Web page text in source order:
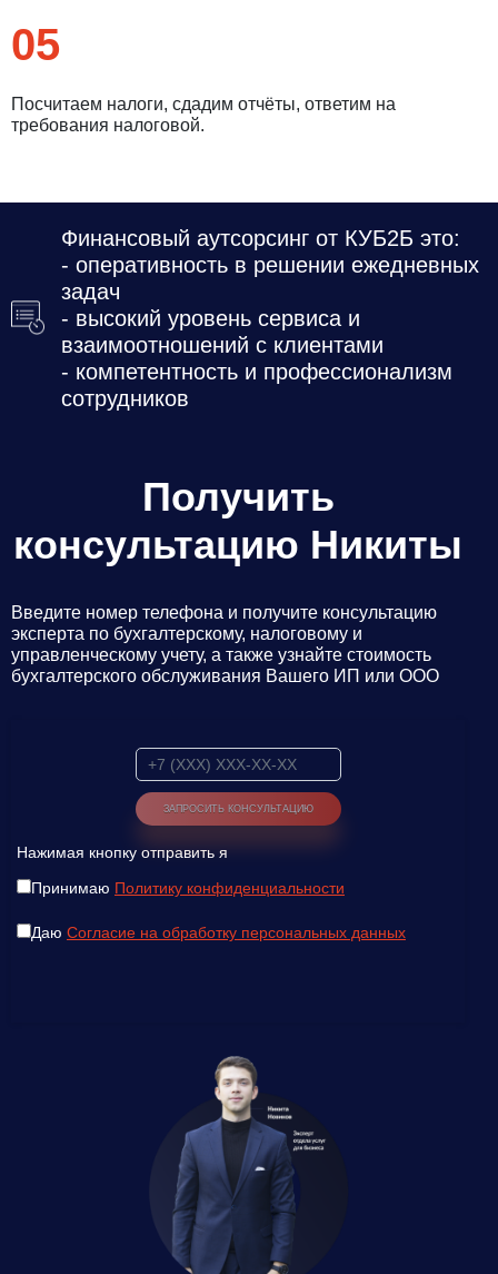
05
Посчитаем налоги, сдадим отчёты, ответим на
требования налоговой.
Финансовый аутсорсинг от КУБ2Б это:
- оперативность в решении ежедневных
задач
- высокий уровень сервиса и
взаимоотношений с клиентами
- компетентность и профессионализм
сотрудников
Получить
консультацию Никиты
Введите номер телефона и получите консультацию
эксперта по бухгалтерскому, налоговому и
управленческому учету, а также узнайте стоимость
бухгалтерского обслуживания Вашего ИП или ООО
Нажимая кнопку отправить я
Принимаю Политику конфиденциальности
Даю Согласие на обработку персональных данных
Введите ваш номер телефона и мы вам
Нажимая кнопку отправить я
Политику конфиденциальности